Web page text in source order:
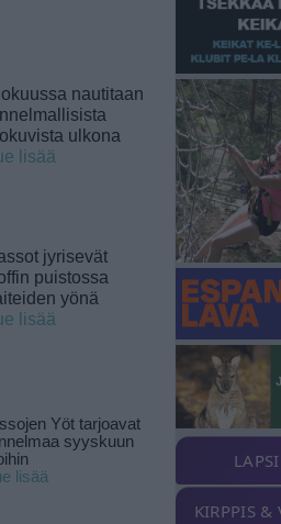
nautitaan
ulkona
lisää
jyrisevät
puistossa
yönä
lisää
Yöt tarjoavat
syyskuun
lisää
KIRPPIS &